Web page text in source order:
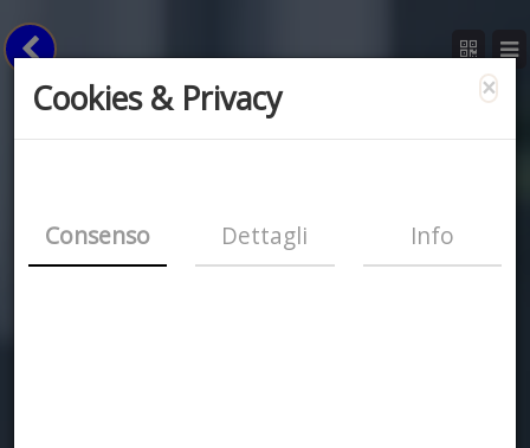
×
Cookies & Privacy
Consenso Dettagli Info